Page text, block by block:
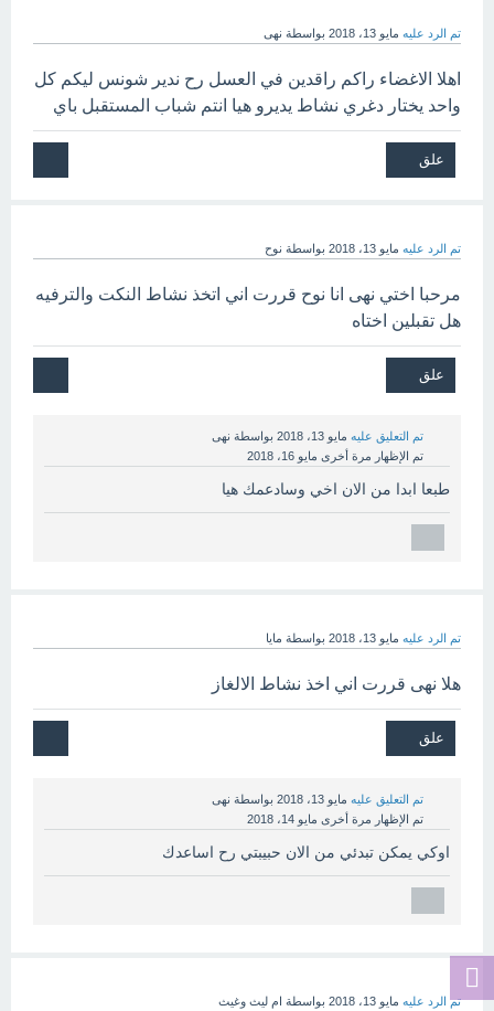
تم الرد عليه مايو 13، 2018 بواسطة نهى
اهلا الاغضاء راكم راقدين في العسل رح ندير شونس ليكم كل
واحد يختار دغري نشاط يديرو هيا انتم شباب المستقبل باي
تم الرد عليه مايو 13، 2018 بواسطة نوح
مرحبا اختي نهى انا نوح قررت اني اتخذ نشاط النكت والترفيه
هل تقبلين اختاه
تم التعليق عليه مايو 13، 2018 بواسطة نهى
تم الإظهار مرة أخرى مايو 16، 2018
طبعا ابدا من الان اخي وسادعمك هيا
تم الرد عليه مايو 13، 2018 بواسطة مايا
هلا نهى قررت اني اخذ نشاط الالغاز
تم التعليق عليه مايو 13، 2018 بواسطة نهى
تم الإظهار مرة أخرى مايو 14، 2018
اوكي يمكن تبدئي من الان حبيبتي رح اساعدك
تم الرد عليه مايو 13، 2018 بواسطة ام ليث وغيث